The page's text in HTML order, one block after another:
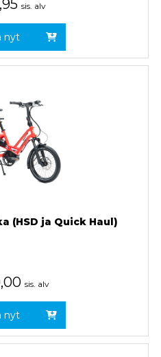
sis. alv
nyt
(HSD ja Quick Haul)
sis. alv
nyt